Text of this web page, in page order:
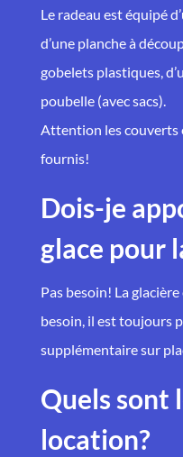
Le radeau est équipé
d’une planche à
gobelets plastiques,
poubelle (avec sacs).
Attention les couverts
fournis!
Dois-je
glace pour
Pas besoin! La
besoin, il est toujours
supplémentaire sur
Quels sont
location?